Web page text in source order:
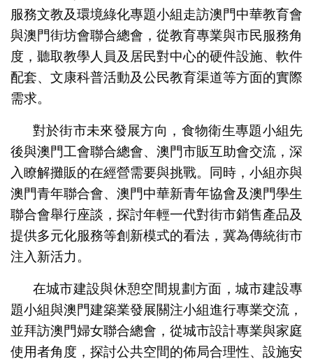
服務文教及環境綠化專題小組走訪澳門中華教育會
與澳門街坊會聯合總會，從教育專業與市民服務角
度，聽取教學人員及居民對中心的硬件設施、軟件
配套、文康科普活動及公民教育渠道等方面的實際
需求。
對於街市未來發展方向，食物衛生專題小組先
後與澳門工會聯合總會、澳門市販互助會交流，深
入瞭解攤販的在經營需要與挑戰。同時，小組亦與
澳門青年聯合會、澳門中華新青年協會及澳門學生
聯合會舉行座談，探討年輕一代對街市銷售產品及
提供多元化服務等創新模式的看法，冀為傳統街市
注入新活力。
在城市建設與休憩空間規劃方面，城市建設專
題小組與澳門建築業發展關注小組進行專業交流，
並拜訪澳門婦女聯合總會，從城市設計專業與家庭
使用者角度，探討公共空間的佈局合理性、設施安